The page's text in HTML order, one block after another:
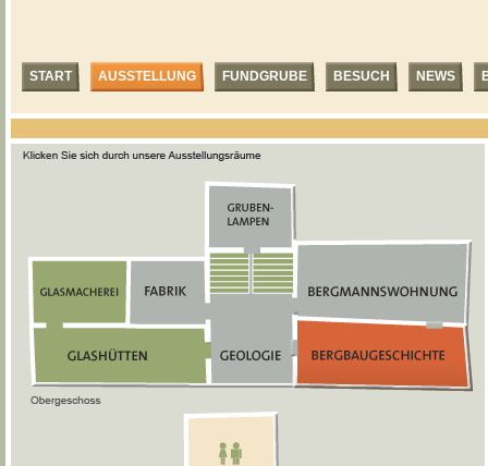
START AUSSTELLUNG FUNDGRUBE BESUCH NEWS